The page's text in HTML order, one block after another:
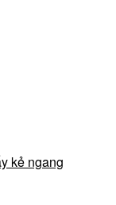
kẻ ngang